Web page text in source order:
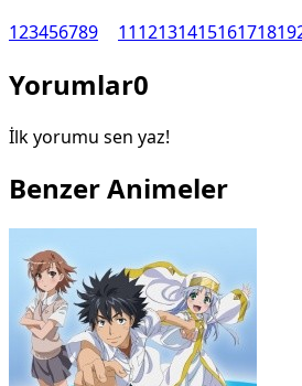
123456789 111213141516171819
Yorumlar0
İlk yorumu sen yaz!
Benzer Animeler